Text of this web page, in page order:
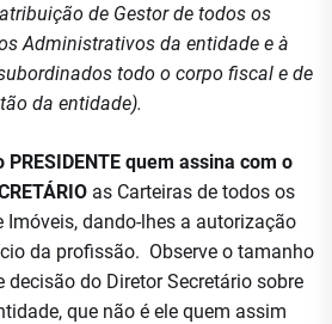
de Gestor de todos os
Administrativos da entidade e à
todo o corpo fiscal e de
da entidade).
PRESIDENTE quem assina com o
as Carteiras de todos os
Imóveis, dando-lhes a autorização
da profissão. Observe o tamanho
decisão do Diretor Secretário sobre
que não é ele quem assim